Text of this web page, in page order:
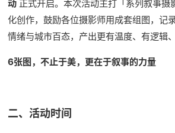
动正式开启。本次活动主打「系列叙事摄
化创作，鼓励各位摄影师用成套组图，记
情绪与城市百态，产出更有温度、有逻辑
6张图，不止于美，更在于叙事的力量
二、活动时间